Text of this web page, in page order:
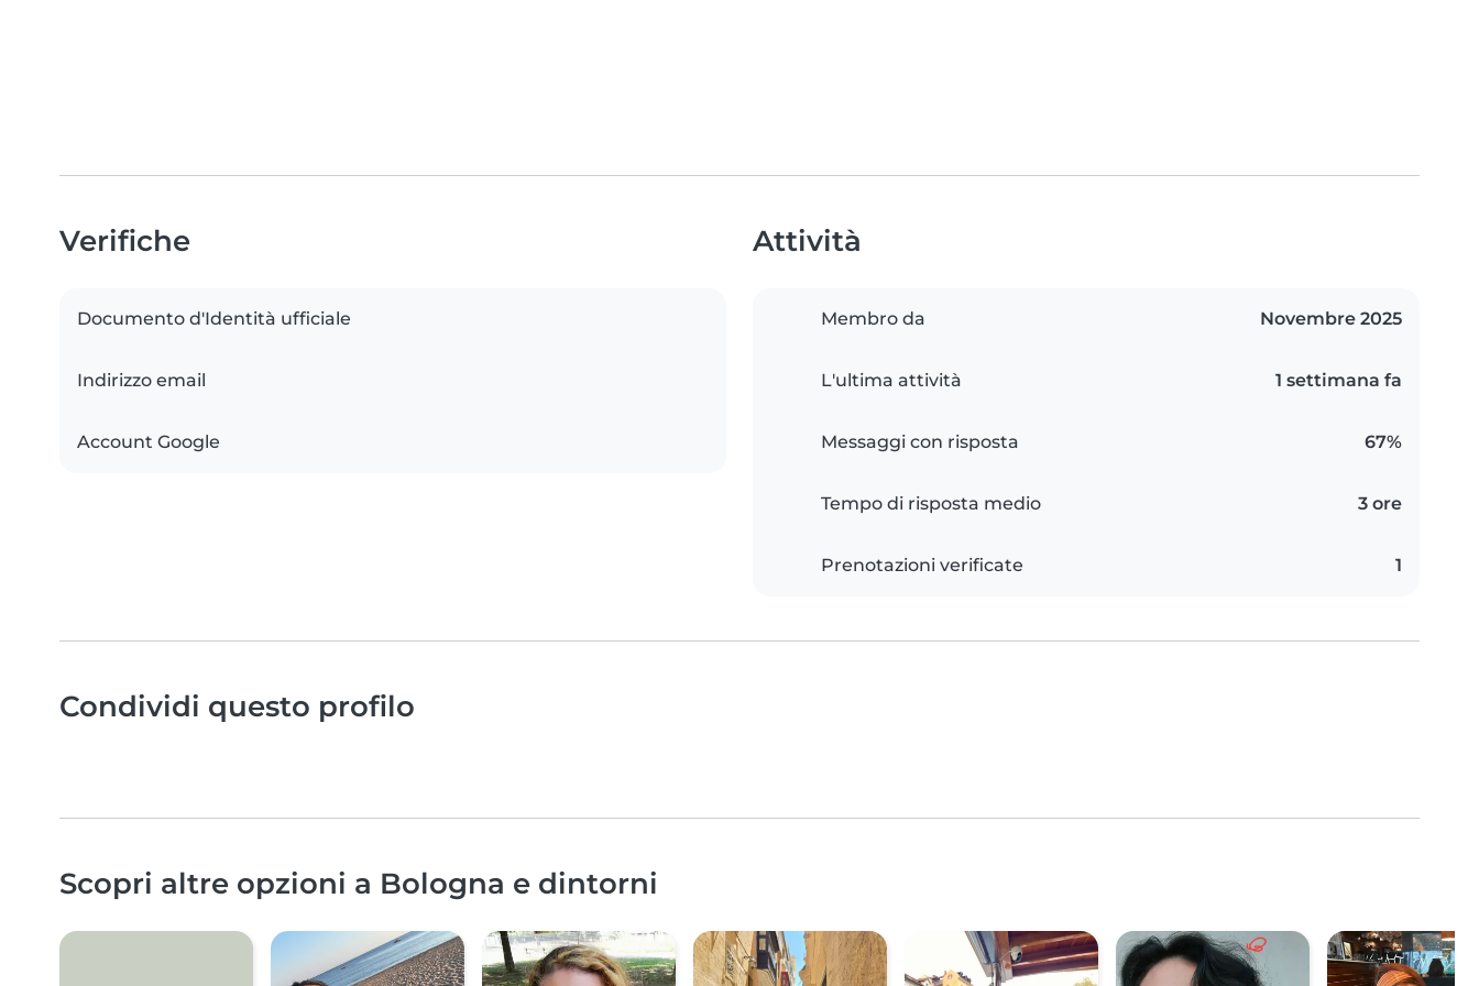
Verifiche
Documento d'Identità ufficiale
Indirizzo email
Account Google
Attività
Membro da Novembre 2025
L'ultima attività 1 settimana fa
Messaggi con risposta 67%
Tempo di risposta medio 3 ore
Prenotazioni verificate 1
Condividi questo profilo
Scopri altre opzioni a Bologna e dintorni